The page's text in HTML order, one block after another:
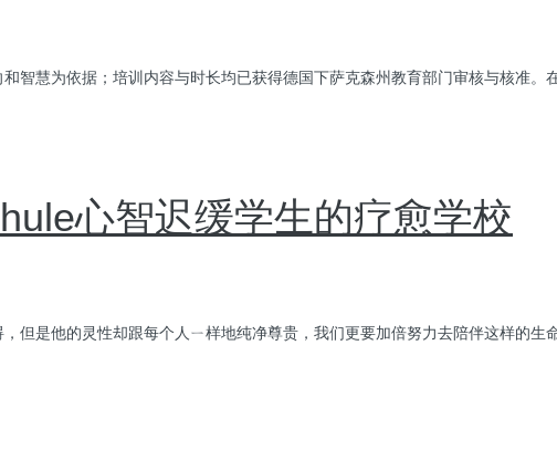
智慧为依据；培训内容与时长均已获得德国下萨克森州教育部门审核与核准
心智迟缓学生的疗愈学校
但是他的灵性却跟每个人ㄧ样地纯净尊贵，我们更要加倍努力去陪伴这样的